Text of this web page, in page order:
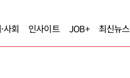
사회 인사이트 JOB+ 최신뉴스